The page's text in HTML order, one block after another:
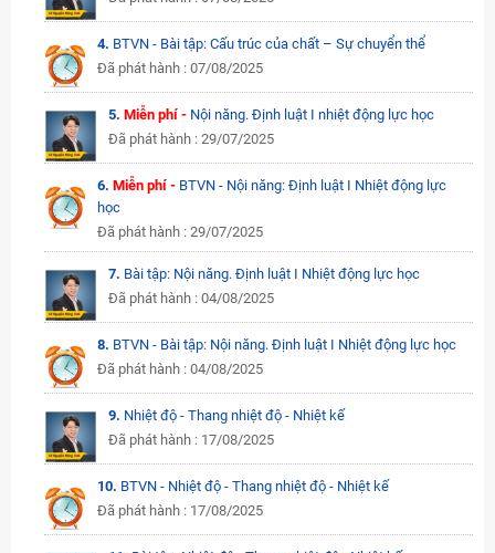
4. BTVN - Bài tập: Cấu trúc của chất – Sự chuyển thể
Đã phát hành : 07/08/2025
5. Miễn phí - Nội năng. Định luật I nhiệt động lực học
Đã phát hành : 29/07/2025
6.Miễn phí - BTVN - Nội năng: Định luật I Nhiệt động lực
học
Đã phát hành : 29/07/2025
7. Bài tập: Nội năng. Định luật I Nhiệt động lực học
Đã phát hành : 04/08/2025
8. BTVN - Bài tập: Nội năng. Định luật I Nhiệt động lực học
Đã phát hành : 04/08/2025
9. Nhiệt độ - Thang nhiệt độ - Nhiệt kế
Đã phát hành : 17/08/2025
10. BTVN - Nhiệt độ - Thang nhiệt độ - Nhiệt kế
Đã phát hành : 17/08/2025